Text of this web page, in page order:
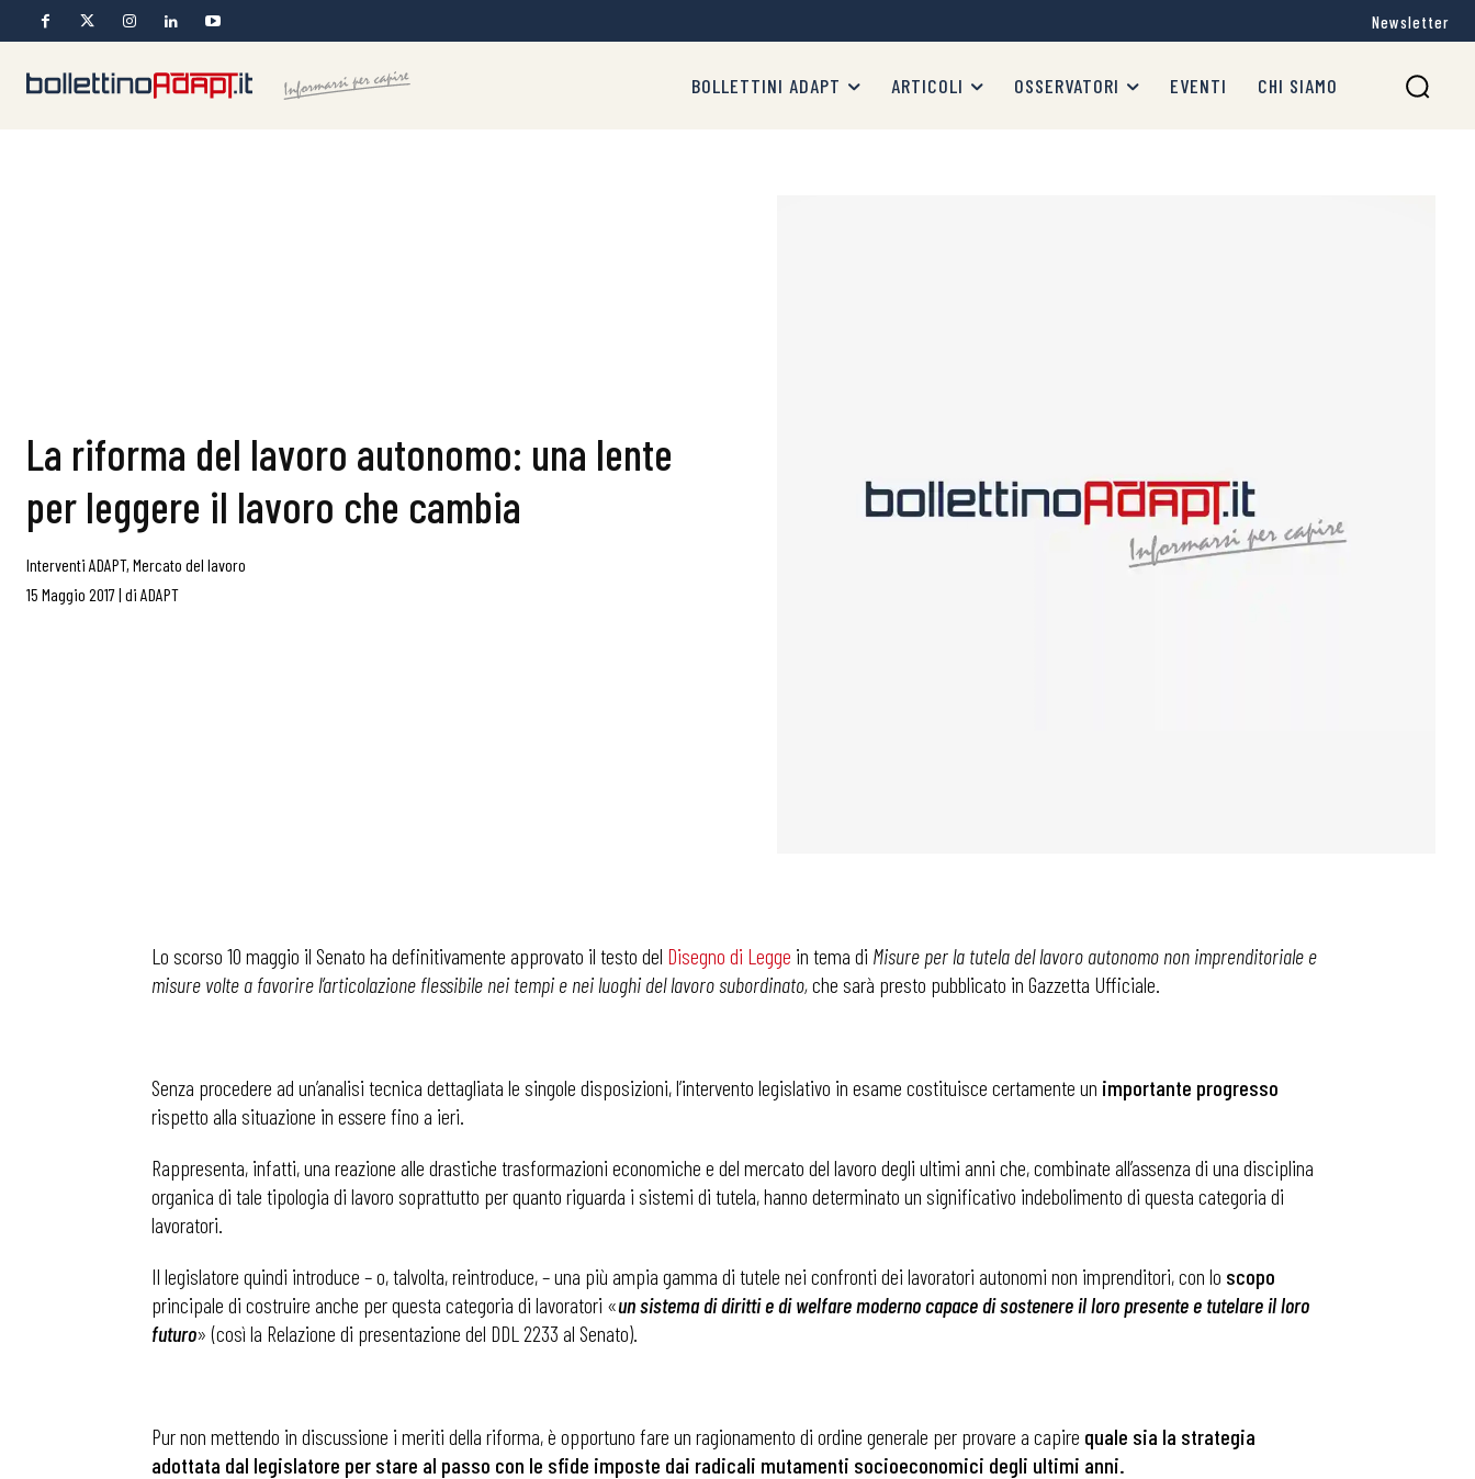
Newsletter
BOLLETTINI ADAPT ARTICOLI OSSERVATORI EVENTI CHI SIAMO
La riforma del lavoro autonomo: una lente
per leggere il lavoro che cambia
Interventi ADAPT, Mercato del lavoro
15 Maggio 2017| di ADAPT
Lo scorso 10 maggio il Senato ha definitivamente approvato il testo del Disegno di Legge in tema di Misure per la tutela del lavoro autonomo non imprenditoriale e
misure volte a favorire l’articolazione flessibile nei tempi e nei luoghi del lavoro subordinato,che sarà presto pubblicato in Gazzetta Ufficiale.
Senza procedere ad un’analisi tecnica dettagliata le singole disposizioni, l’intervento legislativo in esame costituisce certamente un importante progresso
rispetto alla situazione in essere fino a ieri.
Rappresenta, infatti, una reazione alle drastiche trasformazioni economiche e del mercato del lavoro degli ultimi anni che, combinate all’assenza di una disciplina
organica di tale tipologia di lavoro soprattutto per quanto riguarda i sistemi di tutela, hanno determinato un significativo indebolimento di questa categoria di
lavoratori.
Il legislatore quindi introduce – o, talvolta, reintroduce, – una più ampia gamma di tutele nei confronti dei lavoratori autonomi non imprenditori, con lo scopo
principale di costruire anche per questa categoria di lavoratori «un sistema di diritti e di welfare moderno capace di sostenere il loro presente e tutelare il loro
futuro» (così la Relazione di presentazione del DDL 2233 al Senato).
Pur non mettendo in discussione i meriti della riforma, è opportuno fare un ragionamento di ordine generale per provare a capire quale sia la strategia
adottata dal legislatore per stare al passo con le sfide imposte dai radicali mutamenti socioeconomici degli ultimi anni.